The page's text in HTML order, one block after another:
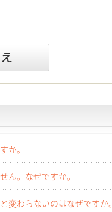
か。
ん。なぜですか。
わらないのはなぜですか。